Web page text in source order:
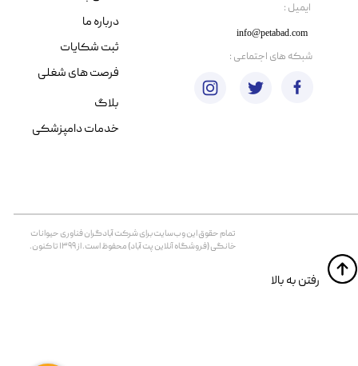
​ایمیل :
info@petabad.com
تمام حقوق اين وب‌سايت برای شرکت آبادگران فناوری حیوانات
خانگی (فروشگاه آنلاین پت آباد) محفوظ است. از ۱۳۹۹ تا کنون.
​​رفتن به بالا
درباره ما
ثبت شکایات
فرصت های شغلی
​شبکه های اجتماعی :
بلاگ
خدمات دامپزشکی